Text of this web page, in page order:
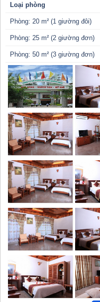
Loại phòng
Phòng: 20 m² (1 giường đôi)
Phòng: 25 m² (2 giường đơn)
Phòng: 50 m² (3 giường đơn)